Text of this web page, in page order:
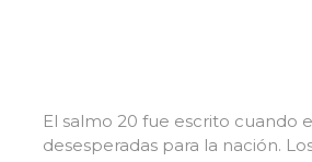
El salmo 20 fue escrito cuando
desesperadas para la nación.